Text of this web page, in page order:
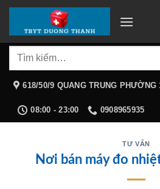
Chuyển
nội
dung
Tìm
618/50/9 QUANG TRUNG PHƯỜNG
08:00 - 23:00 0908965935
TƯ VẤN
Nơi bán máy đo